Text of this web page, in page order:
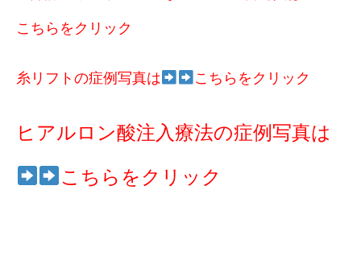
こちらをクリック
糸リフトの症例写真は こちらをクリック
ヒアルロン酸注入療法の症例写真は
こちらをクリック